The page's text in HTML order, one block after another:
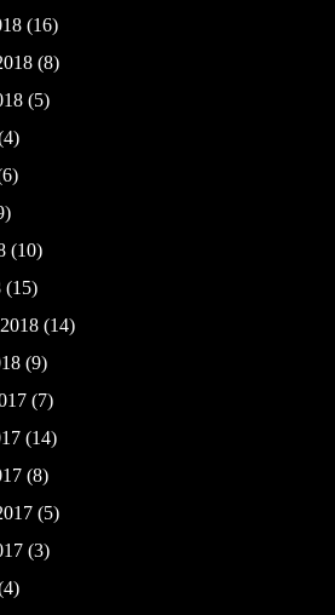
(16)
(8)
(5)
(10)
(15)
(14)
(9)
(7)
(14)
(8)
(5)
(3)